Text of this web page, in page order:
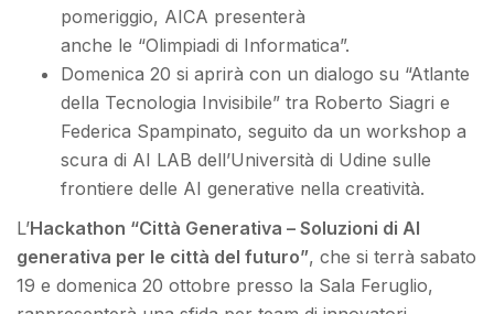
pomeriggio, AICA presenterà
anche le “Olimpiadi di Informatica”.
Domenica 20 si aprirà con un dialogo su “Atlante
della Tecnologia Invisibile” tra Roberto Siagri e
Federica Spampinato, seguito da un workshop a
scura di AI LAB dell’Università di Udine sulle
frontiere delle AI generative nella creatività.
L’Hackathon “Città Generativa – Soluzioni di AI
generativa per le città del futuro”, che si terrà sabato
19 e domenica 20 ottobre presso la Sala Feruglio,